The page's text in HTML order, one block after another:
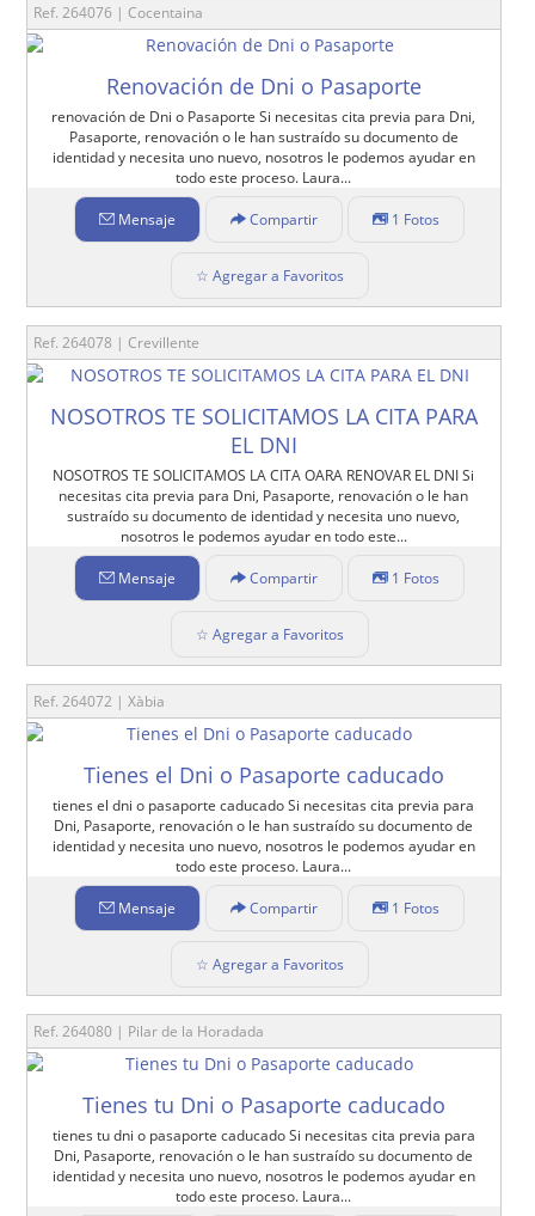
Ref. 264076 | Cocentaina
Renovación de Dni o Pasaporte
renovación de Dni o Pasaporte Si necesitas cita previa para Dni,
Pasaporte, renovación o le han sustraído su documento de
identidad y necesita uno nuevo, nosotros le podemos ayudar en
todo este proceso. Laura...
Mensaje Compartir 1 Fotos
☆ Agregar a Favoritos
Ref. 264078 | Crevillente
NOSOTROS TE SOLICITAMOS LA CITA PARA
EL DNI
NOSOTROS TE SOLICITAMOS LA CITA OARA RENOVAR EL DNI Si
necesitas cita previa para Dni, Pasaporte, renovación o le han
sustraído su documento de identidad y necesita uno nuevo,
nosotros le podemos ayudar en todo este...
Mensaje Compartir 1 Fotos
☆ Agregar a Favoritos
Ref. 264072 | Xàbia
Tienes el Dni o Pasaporte caducado
tienes el dni o pasaporte caducado Si necesitas cita previa para
Dni, Pasaporte, renovación o le han sustraído su documento de
identidad y necesita uno nuevo, nosotros le podemos ayudar en
todo este proceso. Laura...
Mensaje Compartir 1 Fotos
☆ Agregar a Favoritos
Ref. 264080 | Pilar de la Horadada
Tienes tu Dni o Pasaporte caducado
tienes tu dni o pasaporte caducado Si necesitas cita previa para
Dni, Pasaporte, renovación o le han sustraído su documento de
identidad y necesita uno nuevo, nosotros le podemos ayudar en
todo este proceso. Laura...